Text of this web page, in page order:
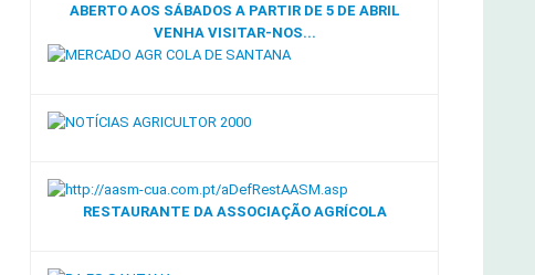
ABERTO AOS SÁBADOS A PARTIR DE 5 DE ABRIL
VENHA VISITAR-NOS...
RESTAURANTE DA ASSOCIAÇÃO AGRÍCOLA